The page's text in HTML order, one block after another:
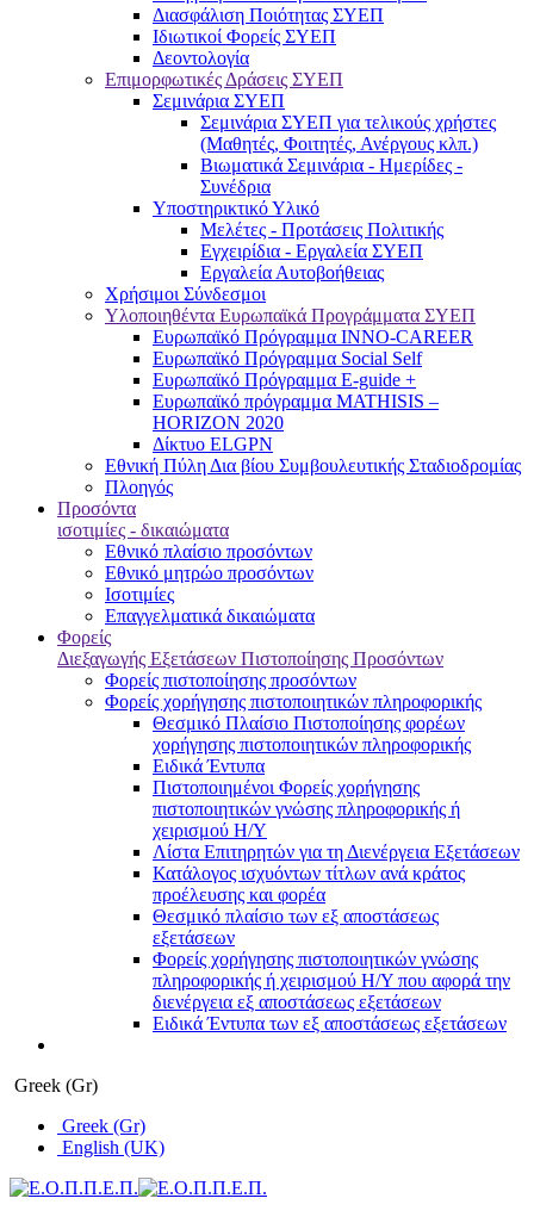
Διασφάλιση Ποιότητας ΣΥΕΠ
Ιδιωτικοί Φορείς ΣΥΕΠ
Δεοντολογία
Επιμορφωτικές Δράσεις ΣΥΕΠ
Σεμινάρια ΣΥΕΠ
Σεμινάρια ΣΥΕΠ για τελικούς χρήστες
(Μαθητές, Φοιτητές, Ανέργους κλπ.)
Βιωματικά Σεμινάρια - Ημερίδες -
Συνέδρια
Υποστηρικτικό Υλικό
Μελέτες - Προτάσεις Πολιτικής
Εγχειρίδια - Εργαλεία ΣΥΕΠ
Εργαλεία Αυτοβοήθειας
Χρήσιμοι Σύνδεσμοι
Υλοποιηθέντα Ευρωπαϊκά Προγράμματα ΣΥΕΠ
Ευρωπαϊκό Πρόγραμμα INNO-CAREER
Ευρωπαϊκό Πρόγραμμα Social Self
Ευρωπαϊκό Πρόγραμμα E-guide +
Ευρωπαϊκό πρόγραμμα MATHISIS –
HORIZON 2020
Δίκτυο ELGPN
Εθνική Πύλη Δια βίου Συμβουλευτικής Σταδιοδρομίας
Πλοηγός
Προσόντα
ισοτιμίες - δικαιώματα
Εθνικό πλαίσιο προσόντων
Εθνικό μητρώο προσόντων
Ισοτιμίες
Επαγγελματικά δικαιώματα
Φορείς
Διεξαγωγής Εξετάσεων Πιστοποίησης Προσόντων
Φορείς πιστοποίησης προσόντων
Φορείς χορήγησης πιστοποιητικών πληροφορικής
Θεσμικό Πλαίσιο Πιστοποίησης φορέων
χορήγησης πιστοποιητικών πληροφορικής
Ειδικά Έντυπα
Πιστοποιημένοι Φορείς χορήγησης
πιστοποιητικών γνώσης πληροφορικής ή
χειρισμού Η/Υ
Λίστα Επιτηρητών για τη Διενέργεια Εξετάσεων
Κατάλογος ισχυόντων τίτλων ανά κράτος
προέλευσης και φορέα
Θεσμικό πλαίσιο των εξ αποστάσεως
εξετάσεων
Φορείς χορήγησης πιστοποιητικών γνώσης
πληροφορικής ή χειρισμού Η/Υ που αφορά την
διενέργεια εξ αποστάσεως εξετάσεων
Ειδικά Έντυπα των εξ αποστάσεως εξετάσεων
Greek (Gr)
Greek (Gr)
English (UK)